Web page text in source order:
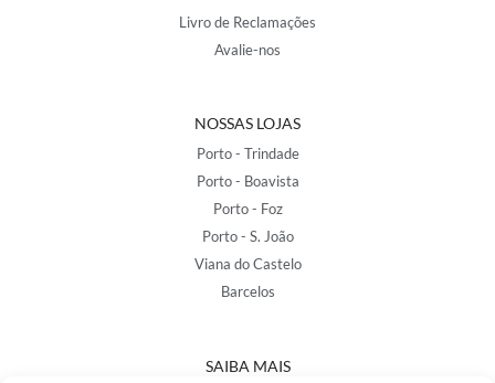
Livro de Reclamações
Avalie-nos
NOSSAS LOJAS
Porto - Trindade
Porto - Boavista
Porto - Foz
Porto - S. João
Viana do Castelo
Barcelos
SAIBA MAIS